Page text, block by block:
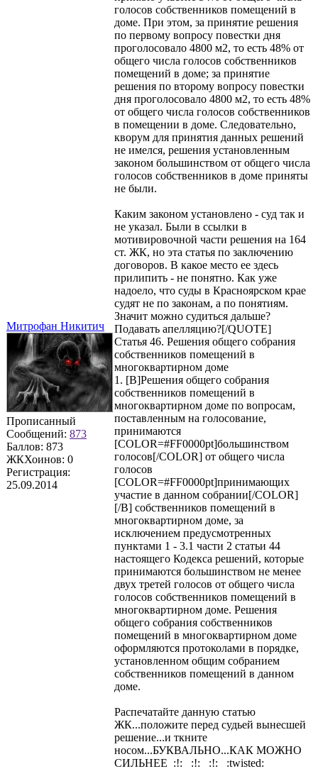
Митрофан Никитич
Прописанный
Сообщений: 873
Баллов: 873
ЖКХоинов: 0
Регистрация:
25.09.2014
голосов собственников помещений в
доме. При этом, за принятие решения
по первому вопросу повестки дня
проголосовало 4800 м2, то есть 48% от
общего числа голосов собственников
помещений в доме; за принятие
решения по второму вопросу повестки
дня проголосовало 4800 м2, то есть 48%
от общего числа голосов собственников
в помещении в доме. Следовательно,
кворум для принятия данных решений
не имелся, решения установленным
законом большинством от общего числа
голосов собственников в доме приняты
не были.
Каким законом установлено - суд так и
не указал. Были в ссылки в
мотивировочной части решения на 164
ст. ЖК, но эта статья по заключению
договоров. В какое место ее здесь
прилипить - не понятно. Как уже
надоело, что суды в Красноярском крае
судят не по законам, а по понятиям.
Значит можно судиться дальше?
Подавать апелляцию?[/QUOTE]
Статья 46. Решения общего собрания
собственников помещений в
многоквартирном доме
1. [B]Решения общего собрания
собственников помещений в
многоквартирном доме по вопросам,
поставленным на голосование,
принимаются
[COLOR=#FF0000pt]большинством
голосов[/COLOR] от общего числа
голосов
[COLOR=#FF0000pt]принимающих
участие в данном собрании[/COLOR]
[/B] собственников помещений в
многоквартирном доме, за
исключением предусмотренных
пунктами 1 - 3.1 части 2 статьи 44
настоящего Кодекса решений, которые
принимаются большинством не менее
двух третей голосов от общего числа
голосов собственников помещений в
многоквартирном доме. Решения
общего собрания собственников
помещений в многоквартирном доме
оформляются протоколами в порядке,
установленном общим собранием
собственников помещений в данном
доме.
Распечатайте данную статью
ЖК...положите перед судьей вынесшей
решение...и ткните
носом...БУКВАЛЬНО...КАК МОЖНО
СИЛЬНЕЕ :!: :!: :!: :twisted: